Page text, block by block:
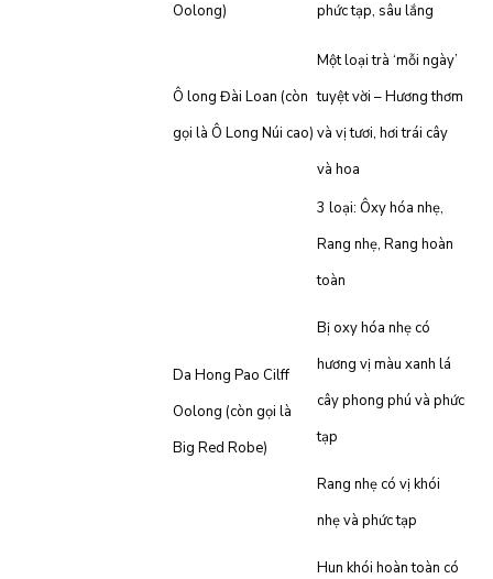
Oolong)
phức tạp, sâu lắng
Ô long Đài Loan (còn
gọi là Ô Long Núi cao)
Một loại trà ‘mỗi ngày’
tuyệt vời – Hương thơm
và vị tươi, hơi trái cây
và hoa
Da Hong Pao Cilff
Oolong (còn gọi là
Big Red Robe)
3 loại: Ôxy hóa nhẹ,
Rang nhẹ, Rang hoàn
toàn
Bị oxy hóa nhẹ có
hương vị màu xanh lá
cây phong phú và phức
tạp
Rang nhẹ có vị khói
nhẹ và phức tạp
Hun khói hoàn toàn có